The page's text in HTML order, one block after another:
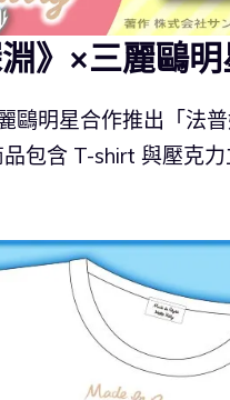
淵》×三麗鷗
鷗明星合作推出「法
包含 T-shirt 與壓克